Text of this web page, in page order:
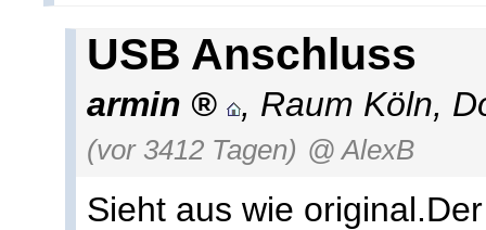
USB Anschluss
armin , Raum Köln,
(vor 3412 Tagen) @ AlexB
Sieht aus wie